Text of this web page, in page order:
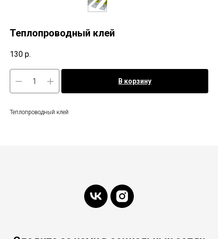
Теплопроводный клей
130 р.
В корзину
Теплопроводный клей